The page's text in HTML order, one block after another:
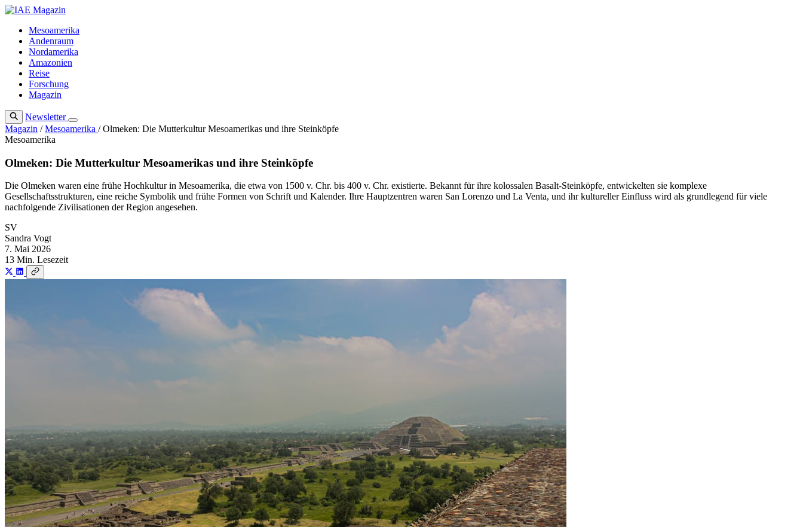
Zum
springenMesoamerika
Andenraum
Nordamerika
Amazonien
Reise
Forschung
Magazin
Newsletter
Magazin / Mesoamerika / Olmeken: Die Mutterkultur Mesoamerikas und ihre Steinköpfe
Mesoamerika
Olmeken: Die Mutterkultur Mesoamerikas und ihre Steinköpfe
Die Olmeken waren eine frühe Hochkultur in Mesoamerika, die etwa von 1500 v. Chr. bis 400 v. Chr. existierte. Bekannt für ihre kolossalen Basalt-Steinköpfe, entwickelten sie komplexe
Gesellschaftsstrukturen, eine reiche Symbolik und frühe Formen von Schrift und Kalender. Ihre Hauptzentren waren San Lorenzo und La Venta, und ihr kultureller Einfluss wird als grundlegend für viele
nachfolgende Zivilisationen der Region angesehen.
SV
Sandra Vogt
7. Mai 2026
13 Min. Lesezeit